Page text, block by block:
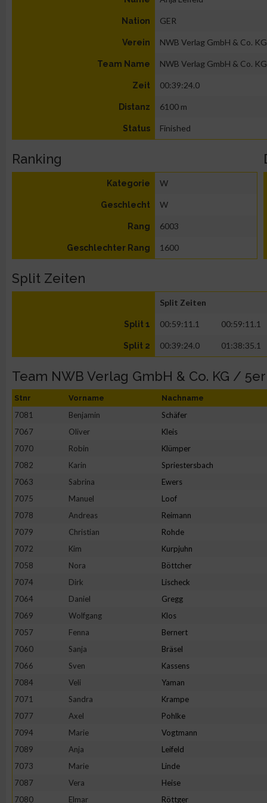
Nation GER
Verein NWB Verlag GmbH & Co. KG
Team Name NWB Verlag GmbH & Co. KG
Zeit 00:39:24.0
Distanz 6100 m
Status Finished
Ranking
Kategorie W
Geschlecht W
Rang 6003
Geschlechter Rang 1600
Split Zeiten
Split Zeiten
Split 1 00:59:11.1 00:59:11.1
Split 2 00:39:24.0 01:38:35.1
Team NWB Verlag GmbH & Co. KG /
Stnr Vorname Nachname
7081 Benjamin Schäfer
7067
Oliver Kleis
7070
Robin Klümper
7082
Karin Spriestersbach
7063
Sabrina Ewers
7075
Manuel Loof
7078
Andreas Reimann
7079
Christian Rohde
7072
Kim Kurpjuhn
7058
Nora Böttcher
7074
Dirk Lischeck
7064
Daniel Gregg
7069
Wolfgang Klos
7057
Fenna Bernert
7060
Sanja Bräsel
7066
Sven Kassens
7084
Veli Yaman
7071
Sandra Krampe
7077
Axel Pohlke
7094
Marie Vogtmann
7089
Anja Leifeld
7073
Marie Linde
7087
Vera Heise
7080
Elmar Röttger